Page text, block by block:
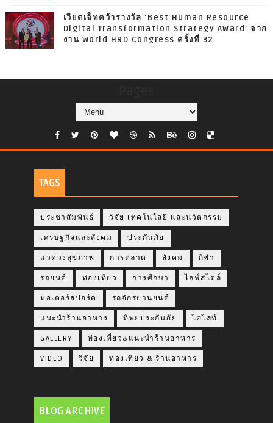
เวียตเจ็ทคว้ารางวัล ‘Best Human Resource
Digital Transformation Strategy Award’ จาก
งาน World HRD Congress ครั้งที่ 32
TAGS
ประชาสัมพันธ์ วิจัย เทคโนโลยี และนวัตกรรม
เศรษฐกิจและสังคม ประกันภัย
แวดวงสุขภาพ การตลาด สังคม กีฬา
รถยนต์ ท่องเที่ยว การศึกษา ไลฟ์สไตล์
มอเตอร์สปอร์ต รถจักรยานยนต์
แนะนำร้านอาหาร ทิพยประกันภัย ไฮไลท์
GALLERY ท่องเที่ยว&แนะนำร้านอาหาร
VIDEO วิจัย ท่องเที่ยว & ร้านอาหาร
BLOG ARCHIVE